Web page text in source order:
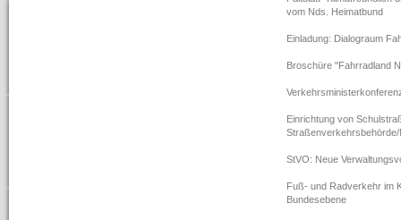
vom Nds. Heimatbund
Einladung: Dialograum
Broschüre "Fahrradland
Einrichtung von
Straßenverkehrsbehörde/
StVO: Neue
Fuß- und Radverkehr im
Bundesebene